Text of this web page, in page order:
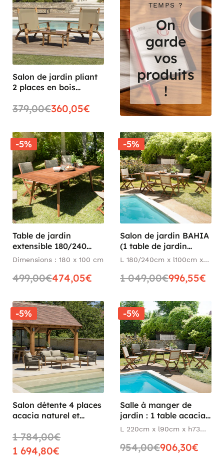
Salon de jardin pliant
2 places en bois
379,00€360,05€
TEMPS ?
On
garde
vos
produits
!
-5%
Table de jardin
extensible 180/240
acacia BAHIA
Dimensions : 180 x 100 cm
499,00€474,05€
-5%
Salon de jardin BAHIA
(1 table de jardin
extensible 180x240, 4
fauteuils de jardin
L 180/240cm x l100cm x
1 049,00€996,55€
-5%
Salon détente 4 places
acacia naturel et
coussins BAHIA
1 784,00€
1 694,80€
-5%
Salle à manger de
jardin : 1 table acacia
220 cm, 4 chaises + 2
L 220cm x l90cm x h73
954,00€906,30€